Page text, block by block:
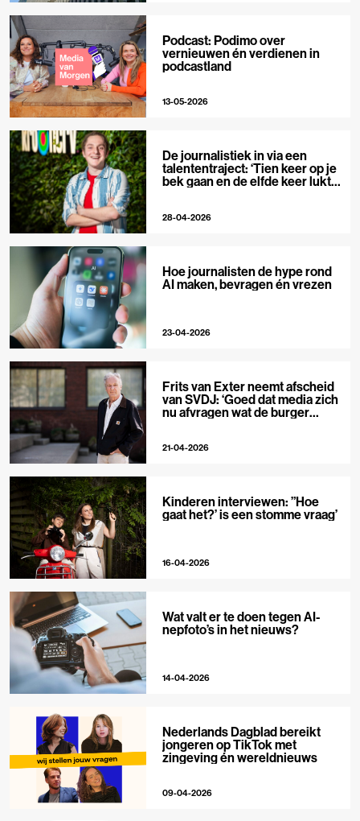
Podcast: Podimo over
vernieuwen én verdienen in
podcastland
13-05-2026
De journalistiek in via een
talententraject: ‘Tien keer op je
bek gaan en de elfde keer lukt
28-04-2026
Hoe journalisten de hype rond
AI maken, bevragen én vrezen
23-04-2026
Frits van Exter neemt afscheid
van SVDJ: ‘Goed dat media zich
nu afvragen wat de burger
21-04-2026
Kinderen interviewen: ”Hoe
gaat het?’ is een stomme vraag’
16-04-2026
Wat valt er te doen tegen AI-
nepfoto’s in het nieuws?
14-04-2026
Nederlands Dagblad bereikt
jongeren op TikTok met
zingeving én wereldnieuws
09-04-2026